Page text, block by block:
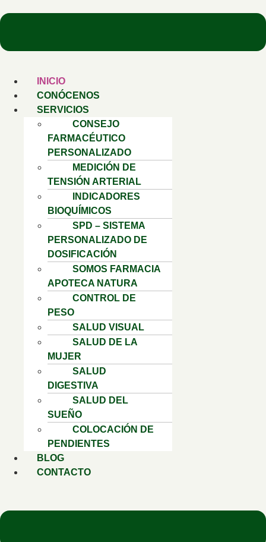
INICIO
CONÓCENOS
SERVICIOS
CONSEJO
FARMACÉUTICO
PERSONALIZADO
MEDICIÓN DE
TENSIÓN ARTERIAL
INDICADORES
BIOQUÍMICOS
SPD – SISTEMA
PERSONALIZADO DE
DOSIFICACIÓN
SOMOS FARMACIA
APOTECA NATURA
CONTROL DE
PESO
SALUD VISUAL
SALUD DE LA
MUJER
SALUD
DIGESTIVA
SALUD DEL
SUEÑO
COLOCACIÓN DE
PENDIENTES
BLOG
CONTACTO